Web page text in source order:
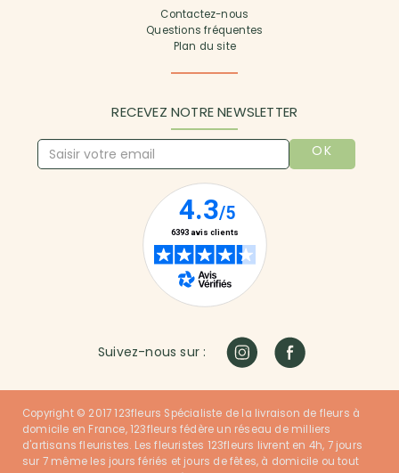
Contactez-nous
Questions fréquentes
Plan du site
RECEVEZ NOTRE NEWSLETTER
OK
Suivez-nous sur :
Copyright © 2017 123fleurs Spécialiste de la livraison de fleurs à
domicile en France, 123fleurs fédère un réseau de milliers
d'artisans fleuristes. Les fleuristes 123fleurs livrent en 4h, 7 jours
sur 7 même les jours fériés et jours de fêtes, à domicile ou tout